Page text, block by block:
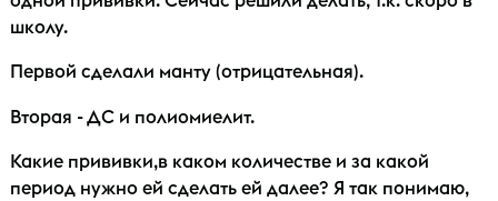
школу.
Первой сделали манту (отрицательная).
Вторая - ДС и полиомиелит.
Какие прививки,в каком количестве и за какой
период нужно ей сделать ей далее? Я так понимаю,